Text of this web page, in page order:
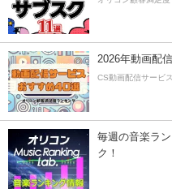
2026年動画配
CS動画配信サービ
毎週の音楽ラ
ク！